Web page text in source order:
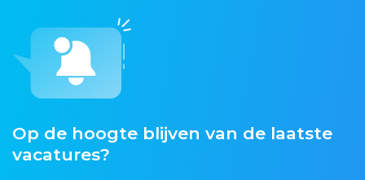
Op de hoogte blijven van de laatste
vacatures?